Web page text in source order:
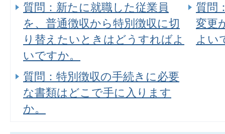
質問：新たに就職した従業員
を、普通徴収から特別徴収に切
り替えたいときはどうすればよ
いですか。
質問
変更
よい
質問：特別徴収の手続きに必要
な書類はどこで手に入ります
か。